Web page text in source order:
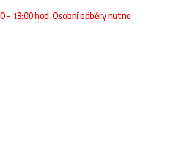
- 13:00 hod. Osobní odběry nutno